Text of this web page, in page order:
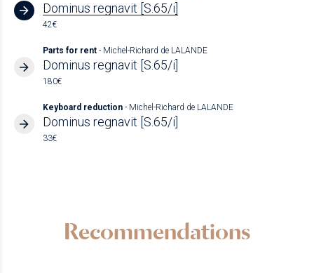
Dominus regnavit [S.65/i]
42€
Parts for rent - Michel-Richard de LALANDE
Dominus regnavit [S.65/i]
180€
Keyboard reduction - Michel-Richard de LALANDE
Dominus regnavit [S.65/i]
33€
Recommendations